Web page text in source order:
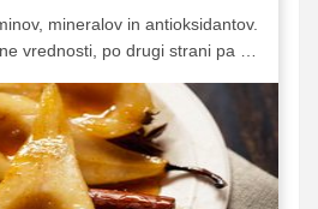
mineralov in antioksidantov.
vrednosti, po drugi strani pa so
ali želimo telesu pomagati,
Seveda bo to mogoče le, če
del uravnotežene, sezonske in